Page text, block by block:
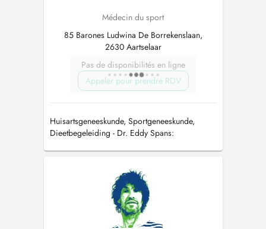
Médecin du sport
85 Barones Ludwina De Borrekenslaan,
2630 Aartselaar
Pas de disponibilités en ligne
Appeler pour prendre RDV
Huisartsgeneeskunde, Sportgeneeskunde,
Dieetbegeleiding - Dr. Eddy Spans: